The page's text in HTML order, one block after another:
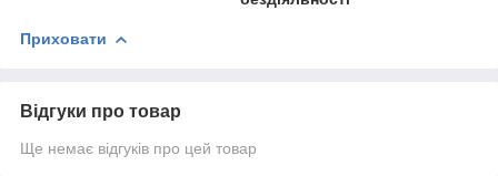
Приховати
Відгуки про товар
Ще немає відгуків про цей товар